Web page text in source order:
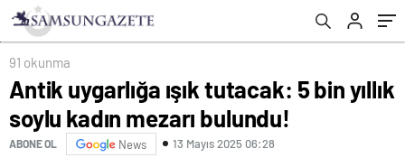
91 okunma
Antik uygarlığa ışık tutacak: 5 bin yıllık
soylu kadın mezarı bulundu!
ABONE OL News 13 Mayıs 2025 06:28